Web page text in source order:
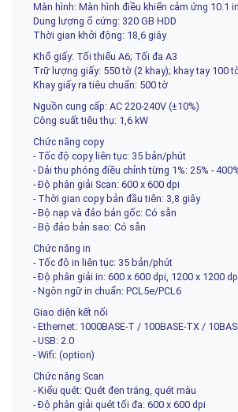
Màn hình: Màn hình điều khiển cảm ứng 10.1
Dung lượng ổ cứng: 320 GB HDD
Thời gian khởi động: 18,6 giây
Khổ giấy: Tối thiểu A6; Tối đa A3
Trữ lượng giấy: 550 tờ (2 khay); khay tay 100
Khay giấy ra tiêu chuẩn: 500 tờ
Nguồn cung cấp: AC 220-240V (±10%)
Công suất tiêu thụ: 1,6 kW
Chức năng copy
- Tốc độ copy liên tục: 35 bản/phút
- Dải thu phóng điều chỉnh từng 1%: 25% -
- Độ phân giải Scan: 600 x 600 dpi
- Thời gian copy bản đầu tiên: 3,8 giây
- Bộ nạp và đảo bản gốc: Có sẵn
- Bộ đảo bản sao: Có sẵn
Chức năng in
- Tốc độ in liên tục: 35 bản/phút
- Độ phân giải in: 600 x 600 dpi, 1200 x 1200
- Ngôn ngữ in chuẩn: PCL5e/PCL6
Giao diện kết nối
- Ethernet: 1000BASE-T / 100BASE-TX /
- USB: 2.0
- Wifi: (option)
Chức năng Scan
- Kiểu quét: Quét đen trắng, quét màu
- Độ phân giải quét tối đa: 600 x 600 dpi